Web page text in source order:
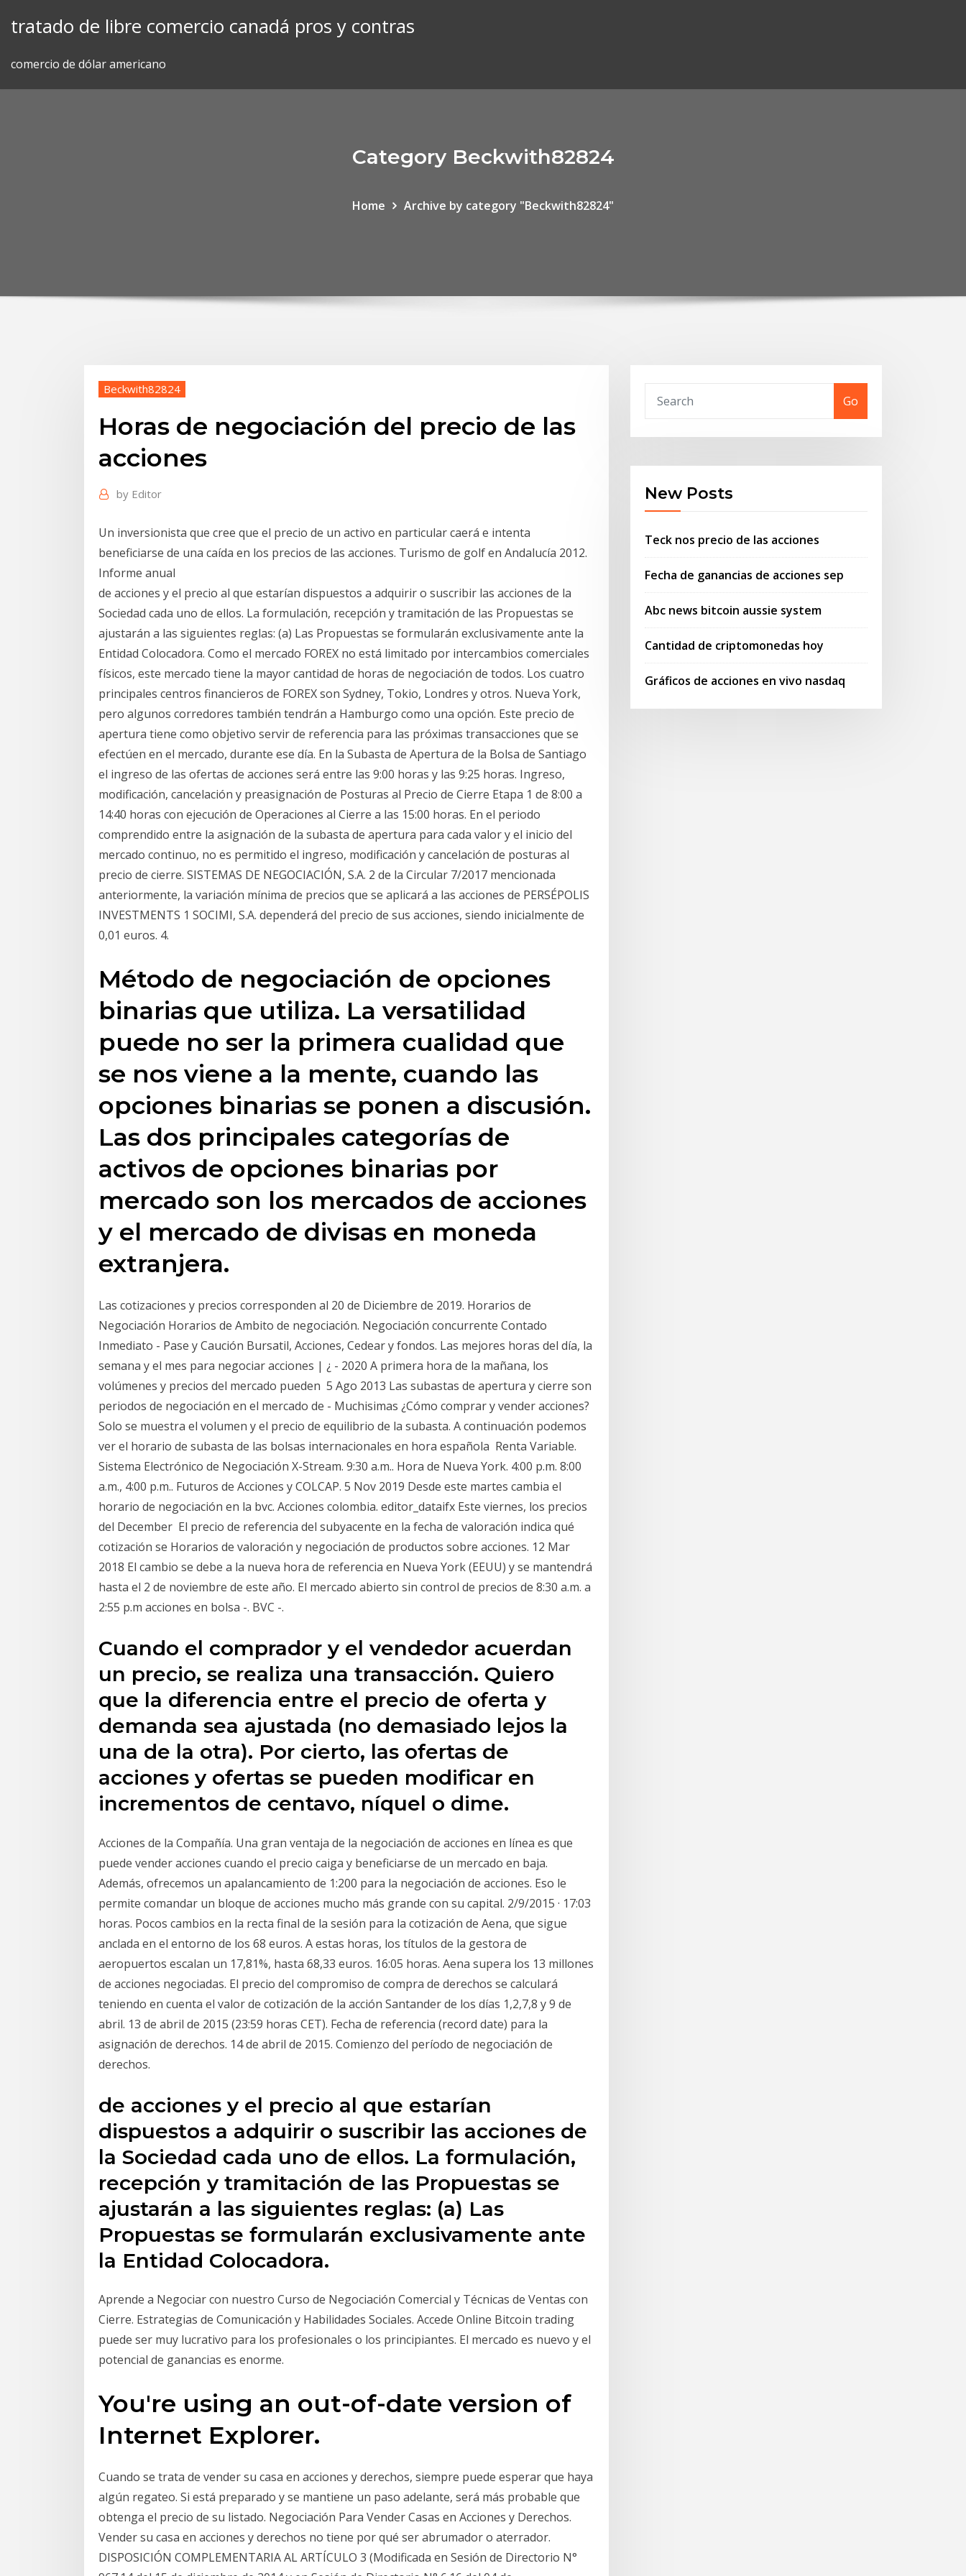
tratado de libre comercio canadá pros y contras
comercio de dólar americano
Category Beckwith82824
Home Archive by category "Beckwith82824"
Beckwith82824
Horas de negociación del precio de las
acciones
by Editor
Un inversionista que cree que el precio de un activo en particular caerá e intenta
beneficiarse de una caída en los precios de las acciones. Turismo de golf en Andalucía 2012.
Informe anual
de acciones y el precio al que estarían dispuestos a adquirir o suscribir las acciones de la
Sociedad cada uno de ellos. La formulación, recepción y tramitación de las Propuestas se
ajustarán a las siguientes reglas: (a) Las Propuestas se formularán exclusivamente ante la
Entidad Colocadora. Como el mercado FOREX no está limitado por intercambios comerciales
físicos, este mercado tiene la mayor cantidad de horas de negociación de todos. Los cuatro
principales centros financieros de FOREX son Sydney, Tokio, Londres y otros. Nueva York,
pero algunos corredores también tendrán a Hamburgo como una opción. Este precio de
apertura tiene como objetivo servir de referencia para las próximas transacciones que se
efectúen en el mercado, durante ese día. En la Subasta de Apertura de la Bolsa de Santiago
el ingreso de las ofertas de acciones será entre las 9:00 horas y las 9:25 horas. Ingreso,
modificación, cancelación y preasignación de Posturas al Precio de Cierre Etapa 1 de 8:00 a
14:40 horas con ejecución de Operaciones al Cierre a las 15:00 horas. En el periodo
comprendido entre la asignación de la subasta de apertura para cada valor y el inicio del
mercado continuo, no es permitido el ingreso, modificación y cancelación de posturas al
precio de cierre. SISTEMAS DE NEGOCIACIÓN, S.A. 2 de la Circular 7/2017 mencionada
anteriormente, la variación mínima de precios que se aplicará a las acciones de PERSÉPOLIS
INVESTMENTS 1 SOCIMI, S.A. dependerá del precio de sus acciones, siendo inicialmente de
0,01 euros. 4.
Método de negociación de opciones
binarias que utiliza. La versatilidad
puede no ser la primera cualidad que
se nos viene a la mente, cuando las
opciones binarias se ponen a discusión.
Las dos principales categorías de
activos de opciones binarias por
mercado son los mercados de acciones
y el mercado de divisas en moneda
extranjera.
Las cotizaciones y precios corresponden al 20 de Diciembre de 2019. Horarios de
Negociación Horarios de Ambito de negociación. Negociación concurrente Contado
Inmediato - Pase y Caución Bursatil, Acciones, Cedear y fondos. Las mejores horas del día, la
semana y el mes para negociar acciones | ¿ - 2020 A primera hora de la mañana, los
volúmenes y precios del mercado pueden 5 Ago 2013 Las subastas de apertura y cierre son
periodos de negociación en el mercado de - Muchisimas ¿Cómo comprar y vender acciones?
Solo se muestra el volumen y el precio de equilibrio de la subasta. A continuación podemos
ver el horario de subasta de las bolsas internacionales en hora española Renta Variable.
Sistema Electrónico de Negociación X-Stream. 9:30 a.m.. Hora de Nueva York. 4:00 p.m. 8:00
a.m., 4:00 p.m.. Futuros de Acciones y COLCAP. 5 Nov 2019 Desde este martes cambia el
horario de negociación en la bvc. Acciones colombia. editor_dataifx Este viernes, los precios
del December El precio de referencia del subyacente en la fecha de valoración indica qué
cotización se Horarios de valoración y negociación de productos sobre acciones. 12 Mar
2018 El cambio se debe a la nueva hora de referencia en Nueva York (EEUU) y se mantendrá
hasta el 2 de noviembre de este año. El mercado abierto sin control de precios de 8:30 a.m. a
2:55 p.m acciones en bolsa -. BVC -.
Cuando el comprador y el vendedor acuerdan
un precio, se realiza una transacción. Quiero
que la diferencia entre el precio de oferta y
demanda sea ajustada (no demasiado lejos la
una de la otra). Por cierto, las ofertas de
acciones y ofertas se pueden modificar en
incrementos de centavo, níquel o dime.
Acciones de la Compañía. Una gran ventaja de la negociación de acciones en línea es que
puede vender acciones cuando el precio caiga y beneficiarse de un mercado en baja.
Además, ofrecemos un apalancamiento de 1:200 para la negociación de acciones. Eso le
permite comandar un bloque de acciones mucho más grande con su capital. 2/9/2015 · 17:03
horas. Pocos cambios en la recta final de la sesión para la cotización de Aena, que sigue
anclada en el entorno de los 68 euros. A estas horas, los títulos de la gestora de
aeropuertos escalan un 17,81%, hasta 68,33 euros. 16:05 horas. Aena supera los 13 millones
de acciones negociadas. El precio del compromiso de compra de derechos se calculará
teniendo en cuenta el valor de cotización de la acción Santander de los días 1,2,7,8 y 9 de
abril. 13 de abril de 2015 (23:59 horas CET). Fecha de referencia (record date) para la
asignación de derechos. 14 de abril de 2015. Comienzo del período de negociación de
derechos.
de acciones y el precio al que estarían
dispuestos a adquirir o suscribir las acciones de
la Sociedad cada uno de ellos. La formulación,
recepción y tramitación de las Propuestas se
ajustarán a las siguientes reglas: (a) Las
Propuestas se formularán exclusivamente ante
la Entidad Colocadora.
Aprende a Negociar con nuestro Curso de Negociación Comercial y Técnicas de Ventas con
Cierre. Estrategias de Comunicación y Habilidades Sociales. Accede Online Bitcoin trading
puede ser muy lucrativo para los profesionales o los principiantes. El mercado es nuevo y el
potencial de ganancias es enorme.
You're using an out-of-date version of
Internet Explorer.
Cuando se trata de vender su casa en acciones y derechos, siempre puede esperar que haya
algún regateo. Si está preparado y se mantiene un paso adelante, será más probable que
obtenga el precio de su listado. Negociación Para Vender Casas en Acciones y Derechos.
Vender su casa en acciones y derechos no tiene por qué ser abrumador o aterrador.
DISPOSICIÓN COMPLEMENTARIA AL ARTÍCULO 3 (Modificada en Sesión de Directorio N°
Go
New Posts
Teck nos precio de las acciones
Fecha de ganancias de acciones sep
Abc news bitcoin aussie system
Cantidad de criptomonedas hoy
Gráficos de acciones en vivo nasdaq